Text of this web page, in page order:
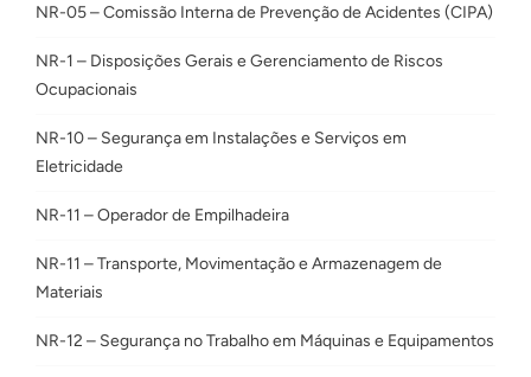
NR-05 – Comissão Interna de Prevenção de Acidentes (CIPA)
NR-1 – Disposições Gerais e Gerenciamento de Riscos
Ocupacionais
NR-10 – Segurança em Instalações e Serviços em
Eletricidade
NR-11 – Operador de Empilhadeira
NR-11 – Transporte, Movimentação e Armazenagem de
Materiais
NR-12 – Segurança no Trabalho em Máquinas e Equipamentos